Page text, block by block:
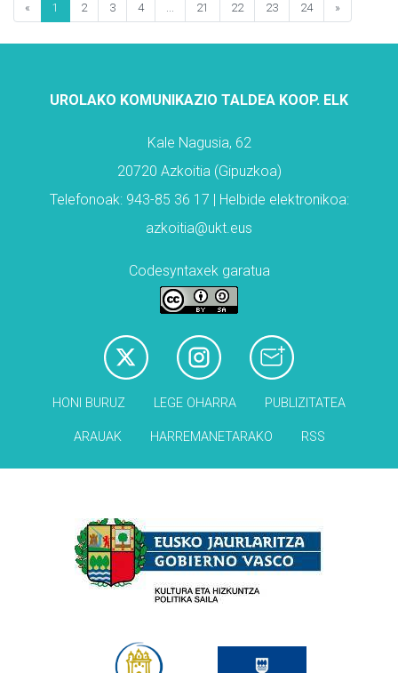
« 1 2 3 4 ... 21 22 23 24 »
UROLAKO KOMUNIKAZIO TALDEA KOOP. ELK
Kale Nagusia, 62
20720 Azkoitia (Gipuzkoa)
Telefonoak: 943-85 36 17 | Helbide elektronikoa:
azkoitia@ukt.eus
Codesyntaxek garatua
HONI BURUZ LEGE OHARRA PUBLIZITATEA
ARAUAK HARREMANETARAKO RSS